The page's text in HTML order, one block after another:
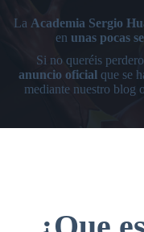
La Academia Sergio
en unas pocas
Si no queréis
anuncio oficialque se
mediante nuestro blog